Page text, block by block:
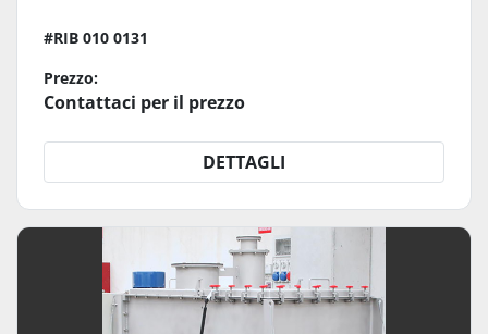
#RIB 010 0131
Prezzo:
Contattaci per il prezzo
DETTAGLI